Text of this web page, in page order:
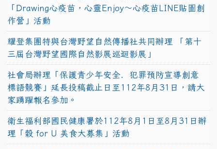
「Drawing心疫苗，心靈Enjoy〜心疫苗LINE貼圖創
作營」活動
耀登集團特與台灣野望自然傳播社共同辦理 「第十
三屆台灣野望國際自然影展巡迴影展」
社會局辦理「保護青少年安全．犯罪預防宣導創意
標語競賽」延長投稿截止日至112年8月31日，請大
家踴躍報名參加。
衛生福利部國民健康署於112年8月1日至8月31日辦
理「穀 for U 美食大募集」活動